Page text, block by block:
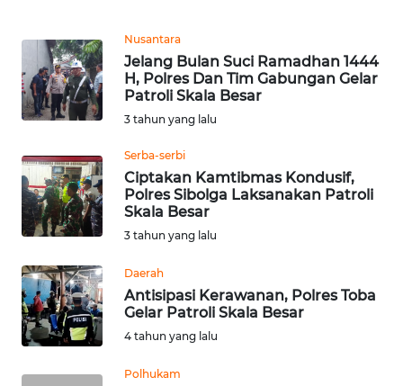
Nusantara
Jelang Bulan Suci Ramadhan 1444
H, Polres Dan Tim Gabungan Gelar
Patroli Skala Besar
3 tahun yang lalu
Serba-serbi
Ciptakan Kamtibmas Kondusif,
Polres Sibolga Laksanakan Patroli
Skala Besar
3 tahun yang lalu
Daerah
Antisipasi Kerawanan, Polres Toba
Gelar Patroli Skala Besar
4 tahun yang lalu
Polhukam
News
Regional
WN
SUMUT
WN
JAKARTA
WN
WN
BANTEN